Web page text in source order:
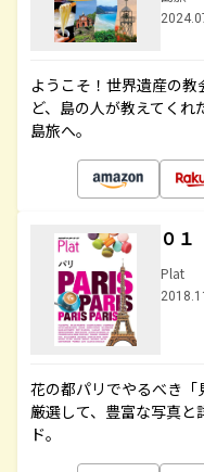
ようこそ！世界遺産の
ど、島の人が教えてくれ
島旅へ。
０
Plat
花の都パリでやるべき
厳選して、豊富な写真と
ド。